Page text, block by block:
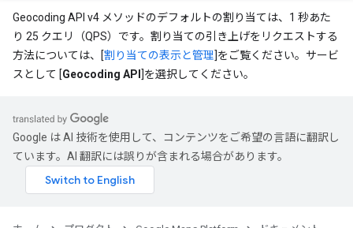
Geocoding API v4 メソッドのデフォルトの割り当ては、1 秒あた
り 25 クエリ（QPS）です。割り当ての引き上げをリクエストする
方法については、[割り当ての表示と管理]をご覧ください。サービ
スとして [Geocoding API ]を選択してください。
Google は AI 技術を使用して、コンテンツをご希望の言語に翻訳し
ています。AI 翻訳には誤りが含まれる場合があります。